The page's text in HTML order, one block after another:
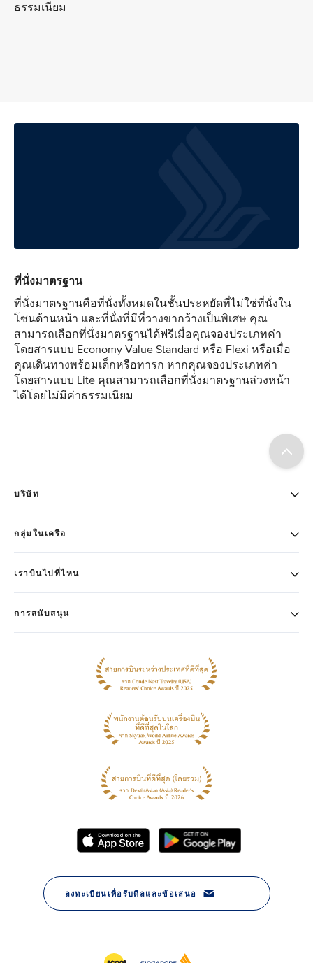
ธรรมเนียม
ที่นั่งมาตรฐาน
ที่นั่งมาตรฐานคือที่นั่งทั้งหมดในชั้นประหยัดที่ไม่ใช่ที่นั่งใน
โซนด้านหน้า และที่นั่งที่มีที่วางขากว้างเป็นพิเศษ คุณ
สามารถเลือกที่นั่งมาตรฐานได้ฟรีเมื่อคุณจองประเภทค่า
โดยสารแบบ Economy Value Standard หรือ Flexi หรือเมื่อ
คุณเดินทางพร้อมเด็กหรือทารก หากคุณจองประเภทค่า
โดยสารแบบ Lite คุณสามารถเลือกที่นั่งมาตรฐานล่วงหน้า
ได้โดยไม่มีค่าธรรมเนียม